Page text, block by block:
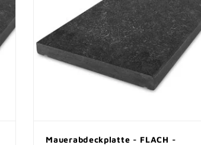
Mauerabdeckplatte - FLACH -